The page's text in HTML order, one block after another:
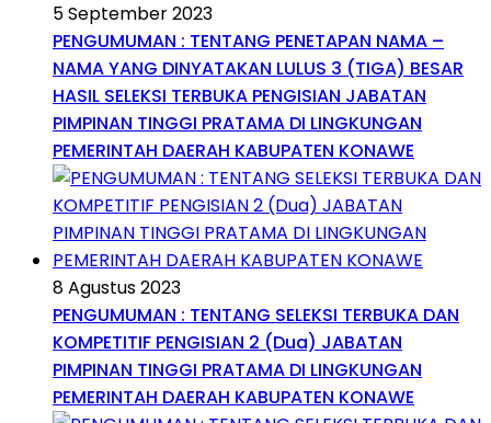
5 September 2023
PENGUMUMAN : TENTANG PENETAPAN NAMA –
NAMA YANG DINYATAKAN LULUS 3 (TIGA) BESAR
HASIL SELEKSI TERBUKA PENGISIAN JABATAN
PIMPINAN TINGGI PRATAMA DI LINGKUNGAN
PEMERINTAH DAERAH KABUPATEN KONAWE
8 Agustus 2023
PENGUMUMAN : TENTANG SELEKSI TERBUKA DAN
KOMPETITIF PENGISIAN 2 (Dua) JABATAN
PIMPINAN TINGGI PRATAMA DI LINGKUNGAN
PEMERINTAH DAERAH KABUPATEN KONAWE